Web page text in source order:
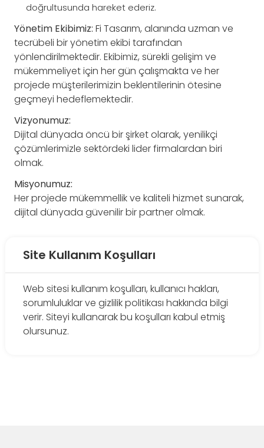
doğrultusunda hareket ederiz.
Yönetim Ekibimiz: Fi Tasarım, alanında uzman ve
tecrübeli bir yönetim ekibi tarafından
yönlendirilmektedir. Ekibimiz, sürekli gelişim ve
mükemmeliyet için her gün çalışmakta ve her
projede müşterilerimizin beklentilerinin ötesine
geçmeyi hedeflemektedir.
Vizyonumuz:
Dijital dünyada öncü bir şirket olarak, yenilikçi
çözümlerimizle sektördeki lider firmalardan biri
olmak.
Misyonumuz:
Her projede mükemmellik ve kaliteli hizmet sunarak,
dijital dünyada güvenilir bir partner olmak.
Site Kullanım Koşulları
Web sitesi kullanım koşulları, kullanıcı hakları,
sorumluluklar ve gizlilik politikası hakkında bilgi
verir. Siteyi kullanarak bu koşulları kabul etmiş
olursunuz.